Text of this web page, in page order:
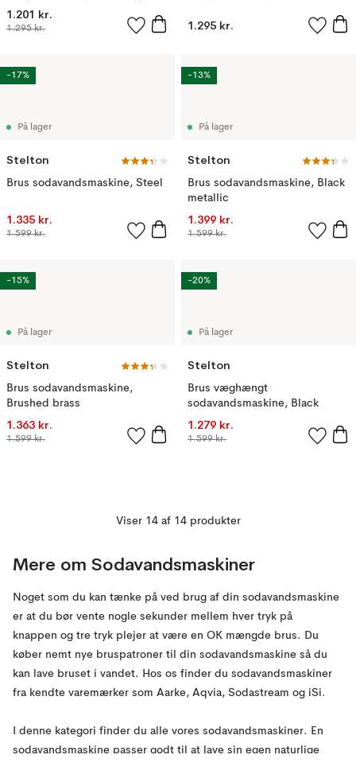
1.201 kr.
1.295 kr. 1.295 kr.
På lager
Stelton
Brus sodavandsmaskine, Steel
1.335 kr.
1.599 kr.
-17%
På lager
Stelton
Brus sodavandsmaskine, Black
metallic
1.399 kr.
1.599 kr.
-13%
På lager
Stelton
Brus sodavandsmaskine,
Brushed brass
1.363 kr.
1.599 kr.
-15%
På lager
Stelton
Brus væghængt
sodavandsmaskine, Black
1.279 kr.
1.599 kr.
-20%
Viser 14 af 14 produkter
Mere om Sodavandsmaskiner
Noget som du kan tænke på ved brug af din sodavandsmaskine
er at du bør vente nogle sekunder mellem hver tryk på
knappen og tre tryk plejer at være en OK mængde brus. Du
køber nemt nye bruspatroner til din sodavandsmaskine så du
kan lave bruset i vandet. Hos os finder du sodavandsmaskiner
fra kendte varemærker som Aarke, Aqvia, Sodastream og iSi.
I denne kategori finder du alle vores sodavandsmaskiner. En
sodavandsmaskine passer godt til at lave sin egen naturlige